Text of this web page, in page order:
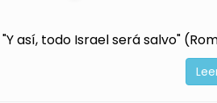
así, todo Israel será salvo"